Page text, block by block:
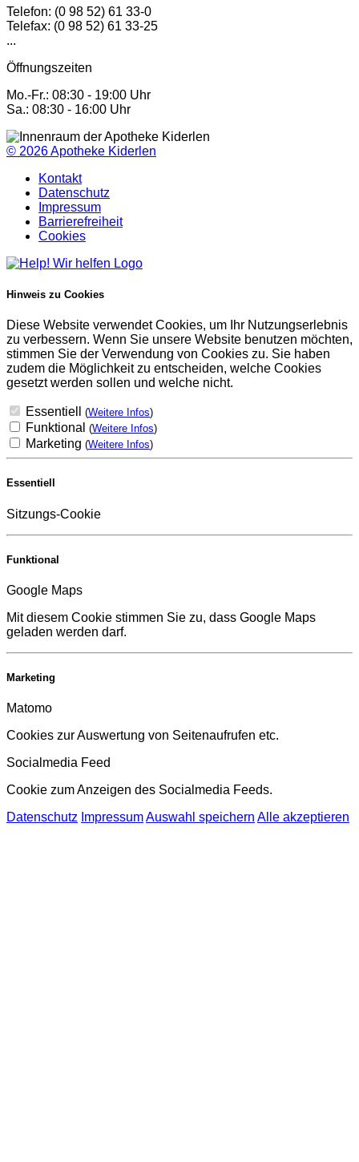
Telefon: (0 98 52) 61 33-0
Telefax: (0 98 52) 61 33-25
...
Öffnungszeiten
Mo.-Fr.: 08:30 - 19:00 Uhr
Sa.: 08:30 - 16:00 Uhr
© 2026Apotheke Kiderlen
Kontakt
Datenschutz
Impressum
Barrierefreiheit
Cookies
Hinweis zu Cookies
Diese Website verwendet Cookies, um Ihr Nutzungserlebnis
zu verbessern. Wenn Sie unsere Website benutzen möchten,
stimmen Sie der Verwendung von Cookies zu. Sie haben
zudem die Möglichkeit zu entscheiden, welche Cookies
gesetzt werden sollen und welche nicht.
Essentiell (Weitere Infos)
Funktional (Weitere Infos)
Marketing (Weitere Infos)
Essentiell
Sitzungs-Cookie
Funktional
Google Maps
Mit diesem Cookie stimmen Sie zu, dass Google Maps
geladen werden darf.
Marketing
Matomo
Cookies zur Auswertung von Seitenaufrufen etc.
Socialmedia Feed
Cookie zum Anzeigen des Socialmedia Feeds.
Datenschutz ImpressumAuswahl speichern Alle akzeptieren